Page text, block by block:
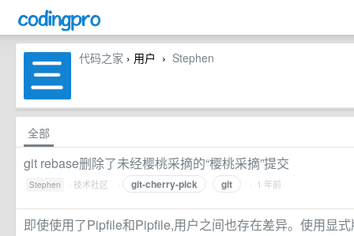
代码之家 › 用户 › Stephen
全部
git rebase删除了未经樱桃采摘的“樱桃采摘”提交
Stephen · 技术社区 · git-cherry-pick git · 1 年前
即使使用了Pipfile和Pipfile,用户之间也存在差异。使用显